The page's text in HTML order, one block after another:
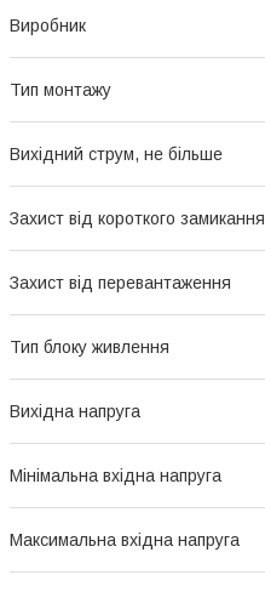
Виробник
Тип монтажу
Вихідний струм, не більше
Захист від короткого замикання
Захист від перевантаження
Тип блоку живлення
Вихідна напруга
Мінімальна вхідна напруга
Максимальна вхідна напруга